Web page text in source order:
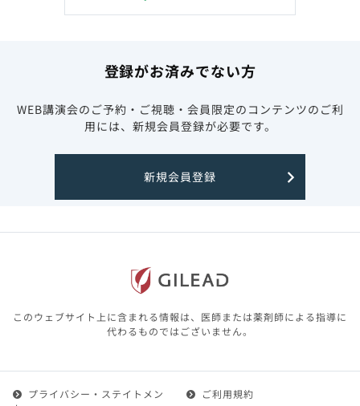
登録がお済みでない方
WEB講演会のご予約・ご視聴・会員限定のコンテンツのご利
用には、新規会員登録が必要です。
新規会員登録
このウェブサイト上に含まれる情報は、医師または薬剤師による指導に
代わるものではございません。
プライバシー・ステイトメン
ご利用規約